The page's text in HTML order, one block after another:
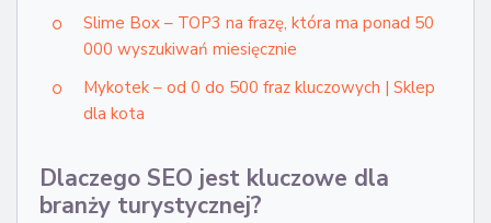
Slime Box – TOP3 na frazę, która ma ponad 50
000 wyszukiwań miesięcznie
Mykotek – od 0 do 500 fraz kluczowych | Sklep
dla kota
Dlaczego SEO jest kluczowe dla
branży turystycznej?